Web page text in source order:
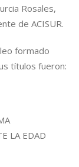
Rosales,
de ACISUR.
formado
títulos fueron:
LA EDAD